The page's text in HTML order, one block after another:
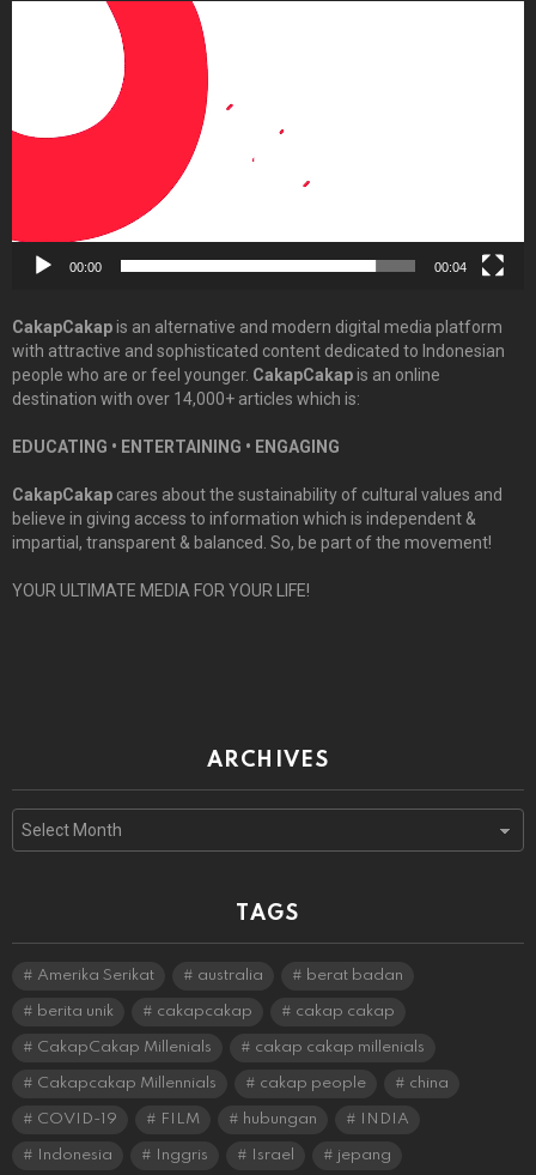
00:00 00:04
CakapCakapis an alternative and modern digital media platform
with attractive and sophisticated content dedicated to Indonesian
people who are or feel younger. CakapCakapis an online
destination with over 14,000+ articles which is:
EDUCATING • ENTERTAINING • ENGAGING
CakapCakap cares about the sustainability of cultural values and
believe in giving access to information which is independent &
impartial, transparent & balanced. So, be part of the movement!
YOUR ULTIMATE MEDIA FOR YOUR LIFE!
ARCHIVES
TAGS
Amerika Serikat australia berat badan
berita unik cakapcakap cakap cakap
CakapCakap Millenials cakap cakap millenials
Cakapcakap Millennials cakap people china
COVID-19 FILM hubungan INDIA
Indonesia Inggris Israel jepang